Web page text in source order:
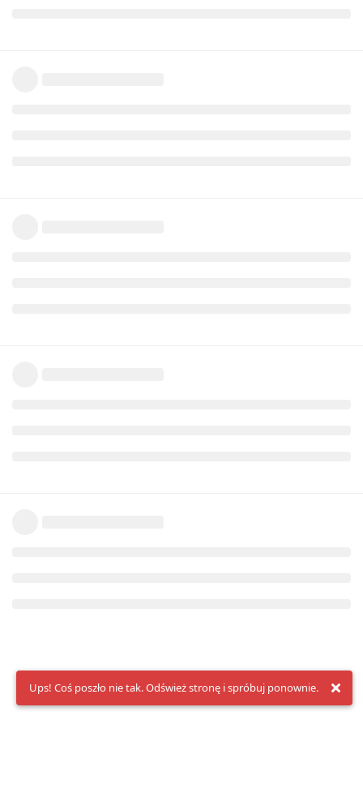
Ups! Coś poszło nie tak. Odśwież stronę i spróbuj ponownie.